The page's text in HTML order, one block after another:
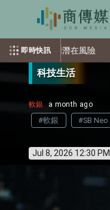
即時快訊
在風險 資深投資
科技生活
軟銀 a month ago
#軟銀 #SB Neo
Jul 8, 2026 12:30